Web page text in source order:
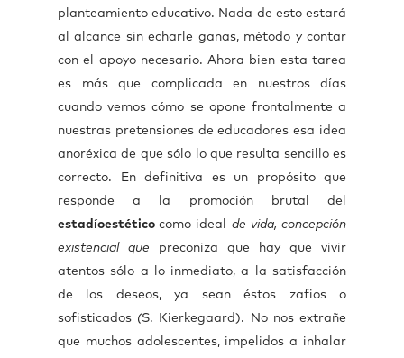
planteamiento educativo. Nada de esto estará
al alcance sin echarle ganas, método y contar
con el apoyo necesario. Ahora bien esta tarea
es más que complicada en nuestros días
cuando vemos cómo se opone frontalmente a
nuestras pretensiones de educadores esa idea
anoréxica de que sólo lo que resulta sencillo es
correcto. En definitiva es un propósito que
responde a la promoción brutal del
estadíoestéticocomo ideal
de vida, concepción
existencial que preconiza que hay que vivir
atentos sólo a lo inmediato, a la satisfacción
de los deseos, ya sean éstos zafios o
sofisticados (S. Kierkegaard). No nos extrañe
que muchos adolescentes, impelidos a inhalar